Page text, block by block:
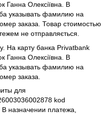
Ганна Олексіївна. В
указывать фамилию на
заказа. Товар стоимостью
не отправляється.
На карту банка Privatbank
Ганна Олексіївна. В
указывать фамилию на
заказа.
для
kod
назначении платежа,